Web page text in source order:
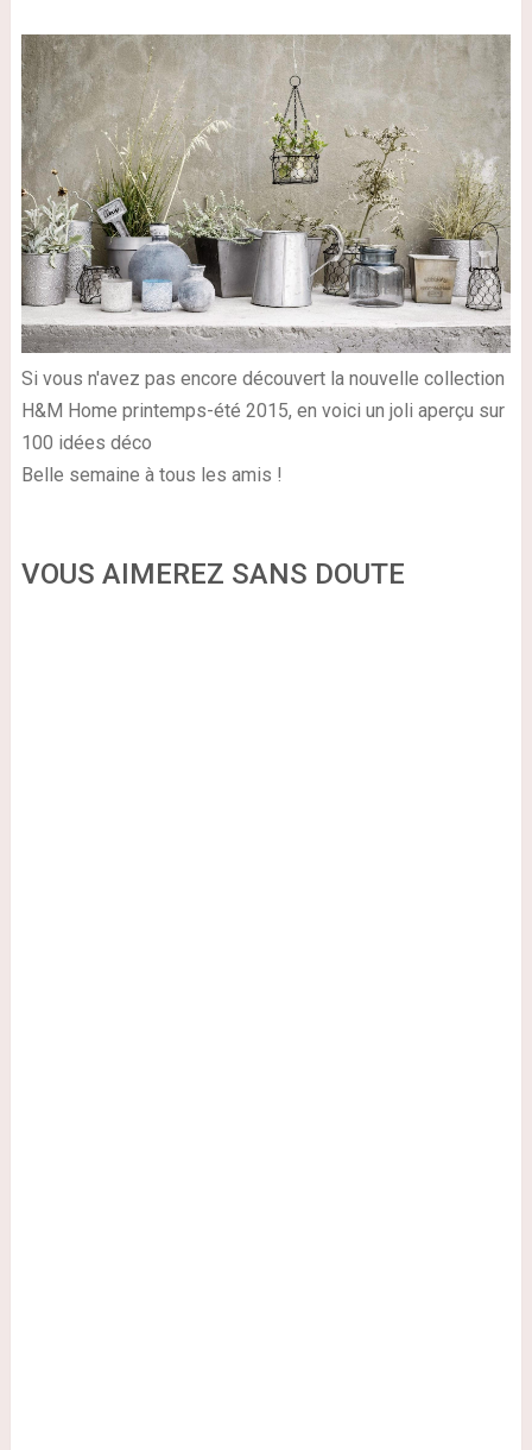
Si vous n'avez pas encore découvert la nouvelle collection
H&M Home printemps-été 2015, en voici un joli aperçu sur
100 idées déco
Belle semaine à tous les amis !
VOUS AIMEREZ SANS DOUTE